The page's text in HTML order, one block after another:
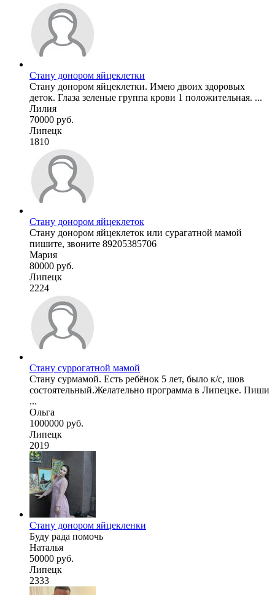
Стану донором яйцеклетки
Стану донором яйцеклетки. Имею двоих здоровых
деток. Глаза зеленые группа крови 1 положительная. ...
Лилия
70000 руб.
Липецк
1810
Стану донором яйцеклеток
Стану донором яйцеклеток или сурагатной мамой
пишите, звоните 89205385706
Мария
80000 руб.
Липецк
2224
Стану суррогатной мамой
Стану сурмамой. Есть ребёнок 5 лет, было к/с, шов
состоятельный.Желательно программа в Липецке. Пиши
...
Ольга
1000000 руб.
Липецк
2019
Стану донором яйцекленки
Буду рада помочь
Наталья
50000 руб.
Липецк
2333